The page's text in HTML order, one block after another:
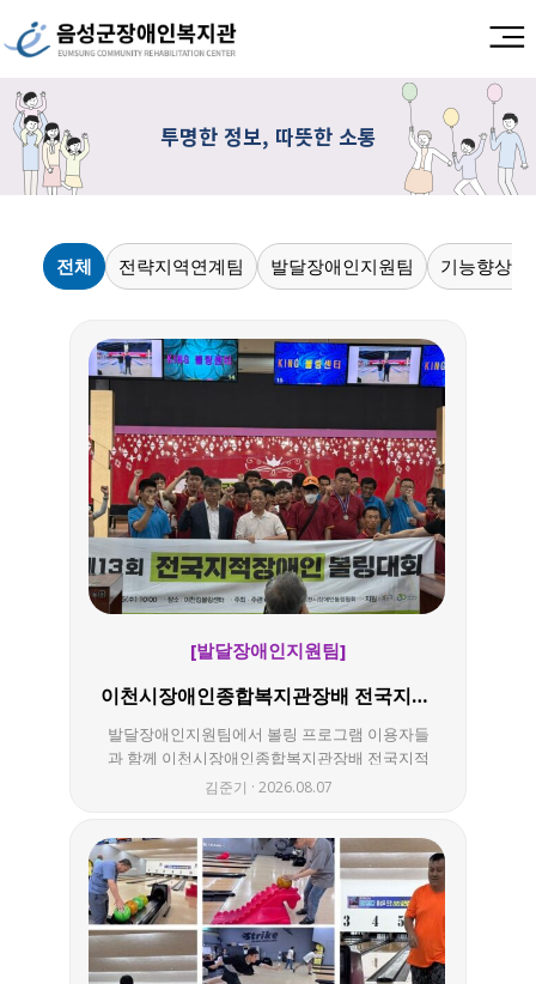
투명한 정보, 따뜻한 소통
전체 전략지역연계팀 발달장애인지원팀 기능향상지
[발달장애인지원팀]
이천시장애인종합복지관장배 전국지적장애인 볼링대회 참여!!
발달장애인지원팀에서 볼링 프로그램 이용자들
과 함께 이천시장애인종합복지관장배 전국지적
장애인 볼링대회에 참여하였습니다!! 총 4명의 이
날아가는 것만 같았답니다ㅎㅎ 이번 대회에서는
수상까지 하지는 못하였지만 점점 발전하고 있는
모습을 많이 보여주고 왔답니다!! 메달을 메는 날
까지!! 많은 응원과 관심 부탁드립니다~!!
김준기 2026.08.07